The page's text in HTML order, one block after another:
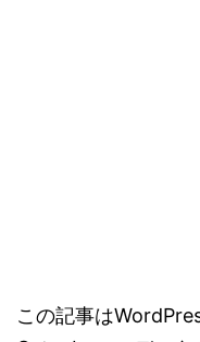
この記事は